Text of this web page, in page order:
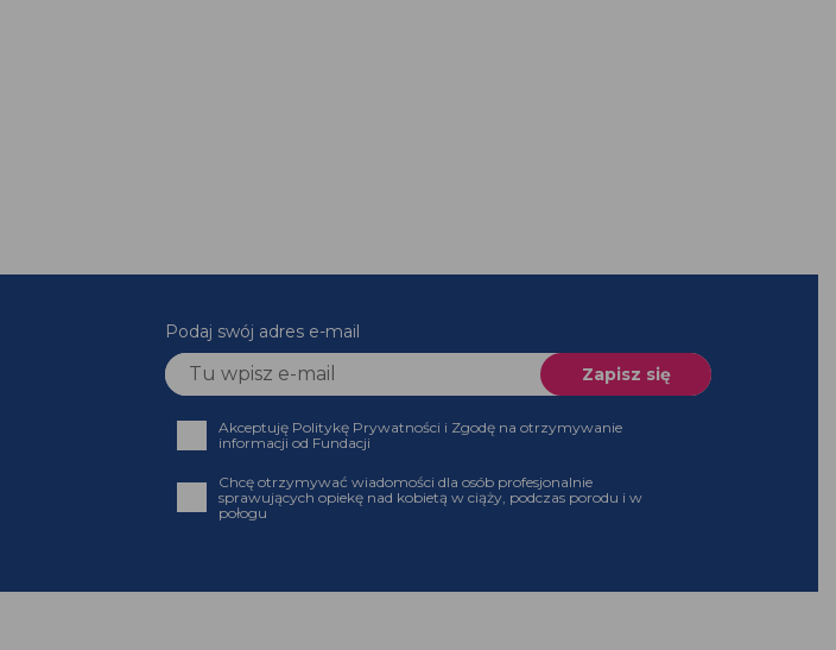
Podaj swój adres e-mail
Akceptuję Politykę Prywatności i Zgodę na otrzymywanie
informacji od Fundacji
Chcę otrzymywać wiadomości dla osób profesjonalnie
sprawujących opiekę nad kobietą w ciąży, podczas porodu i w
połogu